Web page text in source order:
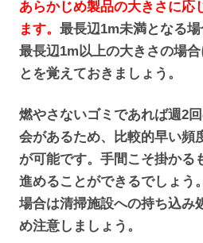
あらかじめ製品の大きさに応
ます。 最長辺1m未満となる場
最長辺1m以上の大きさの場
とを覚えておきましょう。
燃やさないゴミであれば週2
会があるため、比較的早い頻
が可能です。手間こそ掛かる
進めることができるでしょう
場合は清掃施設への持ち込み
め注意しましょう。